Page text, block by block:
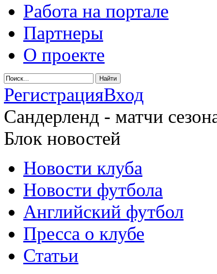
Работа на портале
Партнеры
О проекте
РегистрацияВход
Сандерленд - матчи
Блок новостей
Новости клуба
Новости футбола
Английский футбол
Пресса о клубе
Статьи